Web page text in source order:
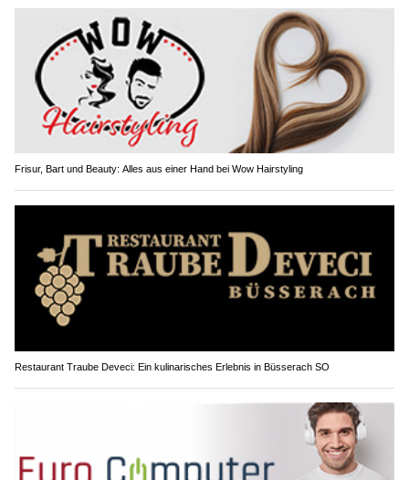
Frisur, Bart und Beauty: Alles aus einer Hand bei Wow Hairstyling
Restaurant Traube Deveci: Ein kulinarisches Erlebnis in Büsserach SO